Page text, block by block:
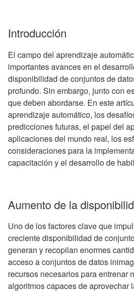
Introducción
El campo del aprendizaje
importantes avances en el
disponibilidad de conjuntos de
profundo. Sin embargo, junto con
que deben abordarse. En este
aprendizaje automático, los
predicciones futuras, el papel del
aplicaciones del mundo real, los
consideraciones para la
capacitación y el desarrollo de
Aumento de la
Uno de los factores clave que
creciente disponibilidad de
generan y recopilan enormes
acceso a conjuntos de datos
recursos necesarios para entrenar
algoritmos capaces de aprovechar